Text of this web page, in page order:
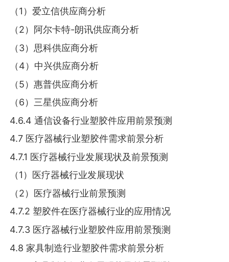
（1）爱立信供应商分析
（2）阿尔卡特-朗讯供应商分析
（3）思科供应商分析
（4）中兴供应商分析
（5）惠普供应商分析
（6）三星供应商分析
4.6.4 通信设备行业塑胶件应用前景预测
4.7 医疗器械行业塑胶件需求前景分析
4.7.1 医疗器械行业发展现状及前景预测
（1）医疗器械行业发展现状
（2）医疗器械行业前景预测
4.7.2 塑胶件在医疗器械行业的应用情况
4.7.3 医疗器械行业塑胶件应用前景预测
4.8 家具制造行业塑胶件需求前景分析